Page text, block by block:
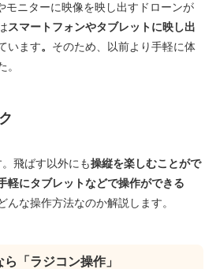
モニターに映像を映し出すドローンが
スマートフォンやタブレットに映し出
います。 そのため、以前より手軽に体
。
飛ばす以外にも操縦を楽しむことがで
軽にタブレットなどで操作ができる
んな操作方法なのか解説します。
「ラジコン操作」